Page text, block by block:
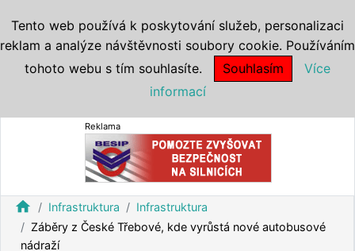
Reklama
home Infrastruktura
Infrastruktura
Záběry z České Třebové, kde vyrůstá nové autobusové
nádraží
Tento web používá k poskytování služeb, personalizaci
reklam a analýze návštěvnosti soubory cookie. Používáním
tohoto webu s tím souhlasíte.
Souhlasím
Více
informací